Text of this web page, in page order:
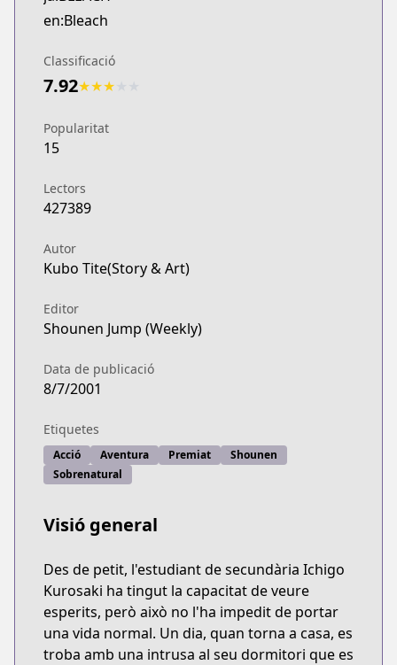
MANGA Plus
en:Bleach
Classificació
7.92★★★
Popularitat
15
Lectors
427389
Autor
Kubo Tite(Story & Art)
Editor
Shounen Jump (Weekly)
Data de publicació
8/7/2001
Etiquetes
Acció Aventura Premiat
Shounen
Sobrenatural
Visió general
Des de petit, l'estudiant de secundària Ichigo
Kurosaki ha tingut la capacitat de veure
esperits, però això no l'ha impedit de portar
una vida normal. Un dia, quan torna a casa, es
troba amb una intrusa al seu dormitori que es